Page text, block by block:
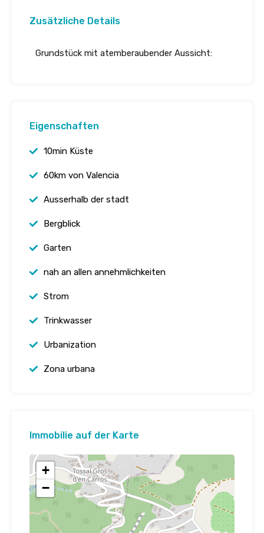
Zusätzliche Details
Grundstück mit atemberaubender Aussicht:
Eigenschaften
10min Küste
60km von Valencia
Ausserhalb der stadt
Bergblick
Garten
nah an allen annehmlichkeiten
Strom
Trinkwasser
Urbanization
Zona urbana
Immobilie auf der Karte
+
−